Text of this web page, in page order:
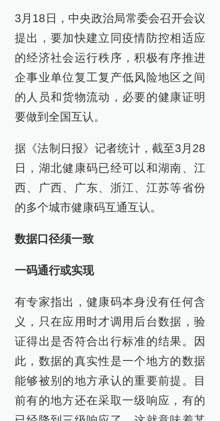
3月18日，中央政治局常委会召开会议
提出，要加快建立同疫情防控相适应
的经济社会运行秩序，积极有序推进
企事业单位复工复产低风险地区之间
的人员和货物流动，必要的健康证明
要做到全国互认。
据《法制日报》记者统计，截至3月28
日，湖北健康码已经可以和湖南、江
西、广西、广东、浙江、江苏等省份
的多个城市健康码互通互认。
数据口径须一致
一码通行或实现
有专家指出，健康码本身没有任何含
义，只在应用时才调用后台数据，验
证得出是否符合出行标准的结果。因
此，数据的真实性是一个地方的数据
能够被别的地方承认的重要前提。目
前有的地方还在采取一级响应，有的